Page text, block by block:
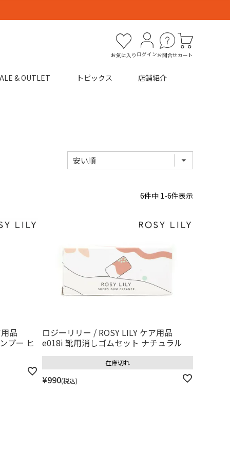
お気に入り ログインお問合せカート
& OUTLET トピックス 店舗紹介
6件中 1-6件表示
品
プー ヒ
ロジーリリー / ROSY LILY ケア用品
e018i 靴用消しゴムセット ナチュラル
¥990 税込
在庫切れ